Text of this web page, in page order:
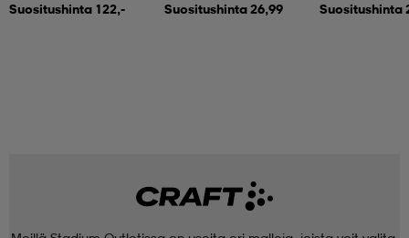
Suositushinta 122,- Suositushinta 26,99 Suositushinta